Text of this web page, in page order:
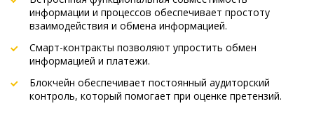
информации и процессов обеспечивает простоту
взаимодействия и обмена информацией.
Смарт-контракты позволяют упростить обмен
информацией и платежи.
Блокчейн обеспечивает постоянный аудиторский
контроль, который помогает при оценке претензий.